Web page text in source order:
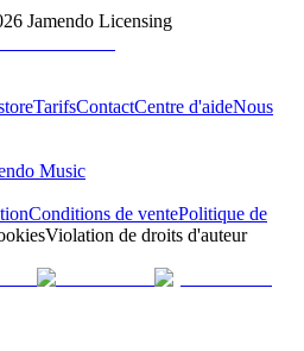
Jamendo Licensing
TarifsContactCentre d'aideNous
Music
Conditions de ventePolitique de
Violation de droits d'auteur